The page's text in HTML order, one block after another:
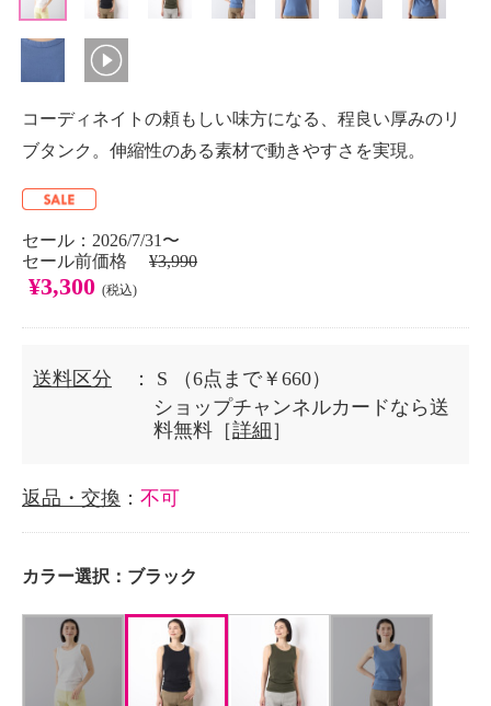
コーディネイトの頼もしい味方になる、程良い厚みのリ
ブタンク。伸縮性のある素材で動きやすさを実現。
セール：2026/7/31〜
セール前価格 ¥3,990
¥3,300 (税込)
送料区分 ： S
（6点まで￥660）
ショップチャンネルカードなら送
料無料［詳細 ］
返品・交換 ： 不可
カラー選択： ブラック